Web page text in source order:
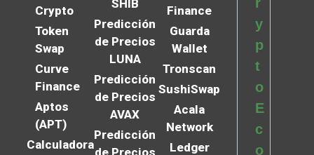
Crypto
Token
Swap
Curve
Finance
Aptos
(APT)
Calculadora
SHIB
Predicción
de Precios
LUNA
Predicción
de Precios
AVAX
Predicción
Finance
Guarda
Wallet
Tronscan
SushiSwap
Acala
Network
Ledger
y
p
t
o
E
c
o